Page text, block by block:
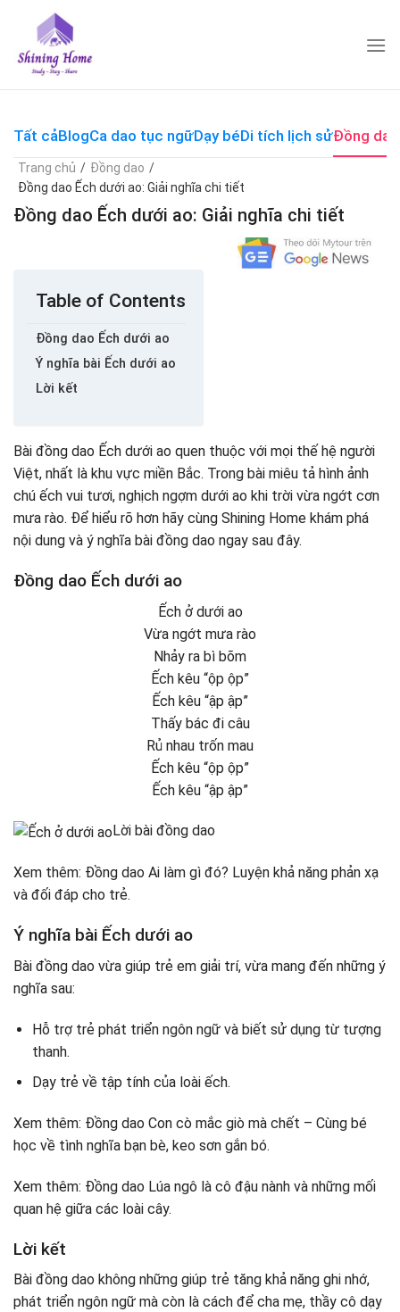
content
Tất cảBlogCa dao tục ngữDạy béDi tích lịch sửĐồng dao
Trang chủ / Đồng dao /
Đồng dao Ếch dưới ao: Giải nghĩa chi tiết
Đồng dao Ếch dưới ao: Giải nghĩa chi tiết
Table of Contents
Đồng dao Ếch dưới ao
Ý nghĩa bài Ếch dưới ao
Lời kết
Bài đồng dao Ếch dưới ao quen thuộc với mọi thế hệ người
Việt, nhất là khu vực miền Bắc. Trong bài miêu tả hình ảnh
chú ếch vui tươi, nghịch ngợm dưới ao khi trời vừa ngớt cơn
mưa rào. Để hiểu rõ hơn hãy cùng Shining Home khám phá
nội dung và ý nghĩa bài đồng dao ngay sau đây.
Đồng dao Ếch dưới ao
Ếch ở dưới ao
Vừa ngớt mưa rào
Nhảy ra bì bõm
Ếch kêu “ộp ộp”
Ếch kêu “ập ập”
Thấy bác đi câu
Rủ nhau trốn mau
Ếch kêu “ộp ộp”
Ếch kêu “ập ập”
Lời bài đồng dao
Xem thêm: Đồng dao Ai làm gì đó? Luyện khả năng phản xạ
và đối đáp cho trẻ.
Ý nghĩa bài Ếch dưới ao
Bài đồng dao vừa giúp trẻ em giải trí, vừa mang đến những ý
nghĩa sau:
Hỗ trợ trẻ phát triển ngôn ngữ và biết sử dụng từ tượng
thanh.
Dạy trẻ về tập tính của loài ếch.
Xem thêm: Đồng dao Con cò mắc giò mà chết – Cùng bé
học về tình nghĩa bạn bè, keo sơn gắn bó.
Xem thêm: Đồng dao Lúa ngô là cô đậu nành và những mối
quan hệ giữa các loài cây.
Lời kết
Bài đồng dao không những giúp trẻ tăng khả năng ghi nhớ,
phát triển ngôn ngữ mà còn là cách để cha mẹ, thầy cô dạy